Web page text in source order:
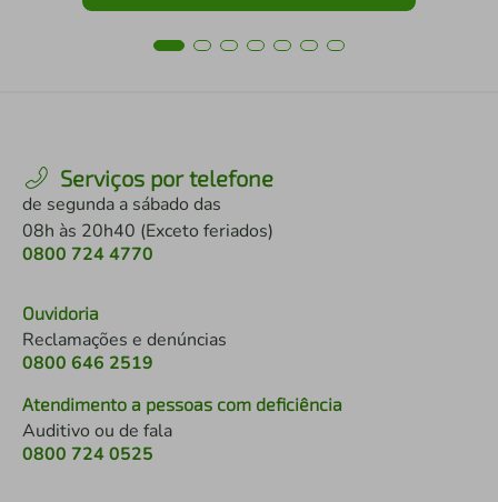
Serviços por telefone
de segunda a sábado das
08h às 20h40 (Exceto feriados)
0800 724 4770
Ouvidoria
Reclamações e denúncias
0800 646 2519
Atendimento a pessoas com deficiência
Auditivo ou de fala
0800 724 0525